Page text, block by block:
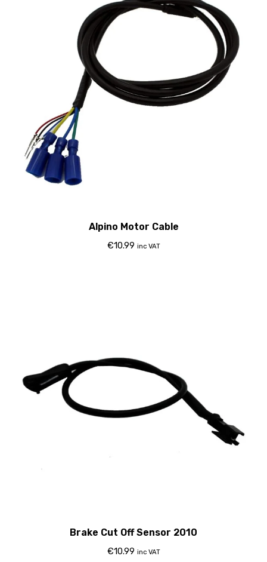
Alpino Motor Cable
€10.99 inc VAT
Brake Cut Off Sensor 2010
€10.99 inc VAT